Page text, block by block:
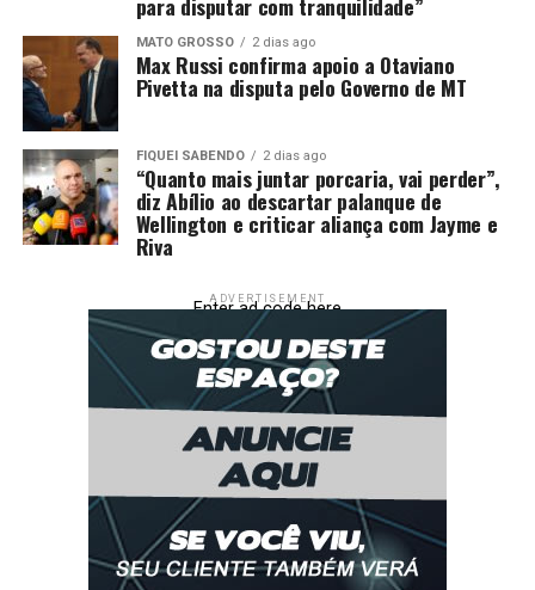
ao desenvolvimento físico,
psicológico, moral e social.
As principais atividades econômicas em que o trabalho
infantil foi constatado nesse período incluem o
comércio varejista, o setor de alimentação, oficinas de
manutenção e reparação de veículos automotores, além
da agricultura e pecuária.
>> Siga o canal da Agência Brasil no WhatsApp
Mobilização de combate ao
trabalho infantil
O Dia Mundial de Combate ao Trabalho Infantil foi
instituído em 2002 pela Organização Internacional do
Trabalho (OIT), quando se conheceu o primeiro
relatório global sobre o trabalho infantil, durante a
Conferência Internacional do Trabalho naquele ano.
MATO GROSSO 2 dias ago
Max Russi confirma apoio a Otaviano
Pivetta na disputa pelo Governo de MT
FIQUEI SABENDO 2 dias ago
“Quanto mais juntar porcaria, vai perder”,
diz Abílio ao descartar palanque de
Wellington e criticar aliança com Jayme e
Riva
ADVERTISEMENT
Enter ad code here